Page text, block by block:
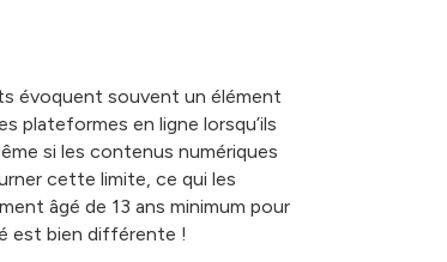
évoquent souvent un élément
plateformes en ligne lorsqu’ils
si les contenus numériques
cette limite, ce qui les
âgé de 13 ans minimum pour
est bien différente !